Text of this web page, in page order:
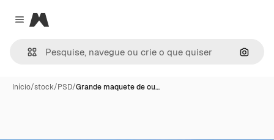
Close menu
Magnific
Início/stock/PSD/Grande maquete de ou…